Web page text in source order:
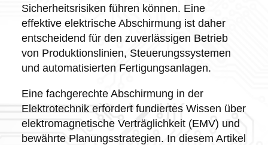
Sicherheitsrisiken führen können. Eine
effektive elektrische Abschirmung ist daher
entscheidend für den zuverlässigen Betrieb
von Produktionslinien, Steuerungssystemen
und automatisierten Fertigungsanlagen.
Eine fachgerechte Abschirmung in der
Elektrotechnik erfordert fundiertes Wissen über
elektromagnetische Verträglichkeit (EMV) und
bewährte Planungsstrategien. In diesem Artikel